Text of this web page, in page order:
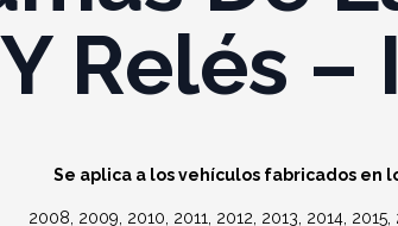
Relés –
Se aplica a los vehículos fabricados en
2008, 2009, 2010, 2011, 2012, 2013, 2014, 2015,